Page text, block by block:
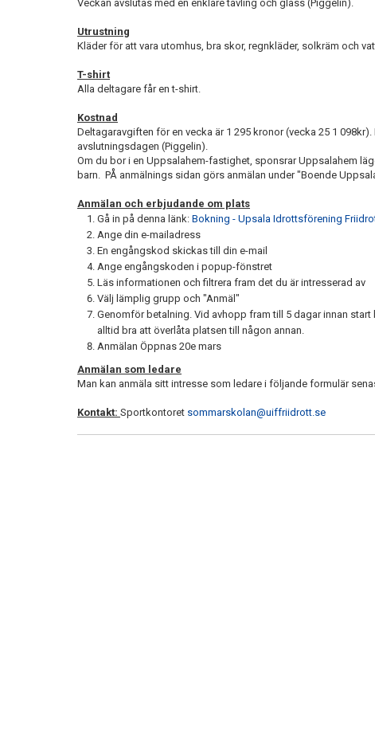
Veckan avslutas med en enklare tävling och glass (Piggelin).
Utrustning
Kläder för att vara utomhus, bra skor, regnkläder, solkräm och
T-shirt
Alla deltagare får en t-shirt.
Kostnad
Deltagaravgiften för en vecka är 1 295 kronor (vecka 25 1
avslutningsdagen (Piggelin).
Om du bor i en Uppsalahem-fastighet, sponsrar Uppsalahem
barn. PÅ anmälnings sidan görs anmälan under "Boende
Anmälan och erbjudande om plats
Gå in på denna länk: Bokning - Upsala Idrottsförening
Ange din e-mailadress
En engångskod skickas till din e-mail
Ange engångskoden i popup-fönstret
Läs informationen och filtrera fram det du är intresserad av
Välj lämplig grupp och "Anmäl"
Genomför betalning. Vid avhopp fram till 5 dagar innan
alltid bra att överlåta platsen till någon annan.
Anmälan Öppnas 20e mars
Anmälan som ledare
Man kan anmäla sitt intresse som ledare i följande formulär
Kontakt: Sportkontoret sommarskolan@uiffriidrott.se